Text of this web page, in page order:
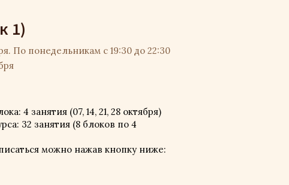
1)
По понедельникам с 19:30 до 22:30
4 занятия (07, 14, 21, 28 октября)
32 занятия (8 блоков по 4
можно нажав кнопку ниже: